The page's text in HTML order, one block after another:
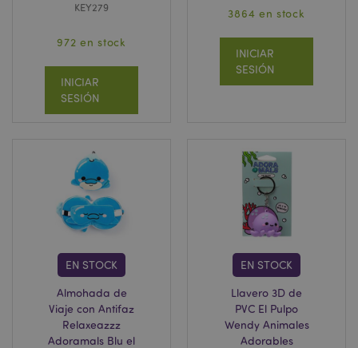
KEY279
972 en stock
INICIAR
SESIÓN
3864 en stock
INICIAR
SESIÓN
EN STOCK
Almohada de
Viaje con Antifaz
Relaxeazzz
Adoramals Blu el
EN STOCK
Llavero 3D de
PVC El Pulpo
Wendy Animales
Adorables